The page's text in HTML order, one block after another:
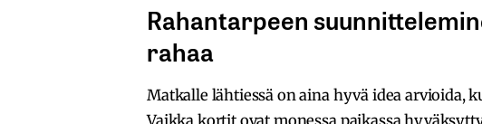
Rahantarpeen
rahaa
Matkalle lähtiessä on aina hyvä idea arvioida,